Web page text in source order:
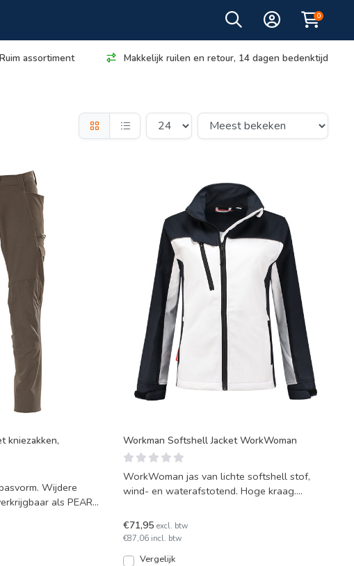
0
Ruim assortiment Makkelijk ruilen en retour, 14 dagen bedenktijd
kniezakken,
Wijdere
als PEARL.
Workman Softshell Jacket WorkWoman
WorkWoman jas van lichte softshell stof,
wind- en waterafstotend. Hoge kraag.
€71,95 excl. btw
€87,06 incl. btw
Vergelijk